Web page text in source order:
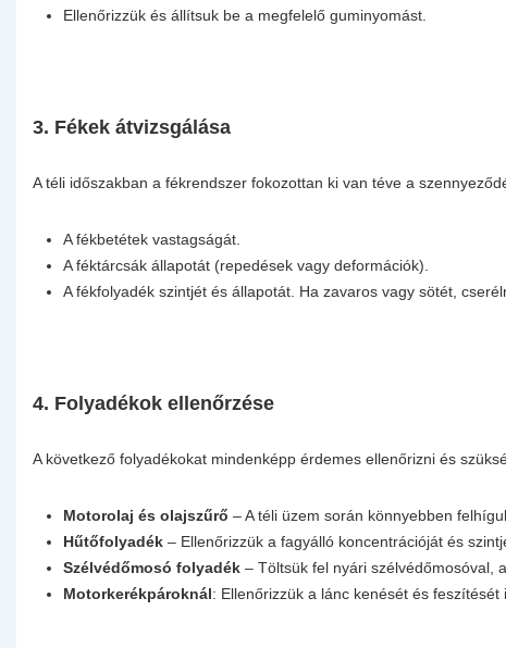
Ellenőrizzük és állítsuk be a megfelelő guminyomást.
3. Fékek átvizsgálása
A téli időszakban a fékrendszer fokozottan ki van téve a
A fékbetétek vastagságát.
A féktárcsák állapotát (repedések vagy deformációk).
A fékfolyadék szintjét és állapotát. Ha zavaros vagy sötét,
4. Folyadékok ellenőrzése
A következő folyadékokat mindenképp érdemes ellenőrizni és
Motorolaj és olajszűrő – A téli üzem során könnyebben
Hűtőfolyadék – Ellenőrizzük a fagyálló koncentrációját és
Szélvédőmosó folyadék – Töltsük fel nyári szélvédőmosóval,
Motorkerékpároknál: Ellenőrizzük a lánc kenését és feszítését